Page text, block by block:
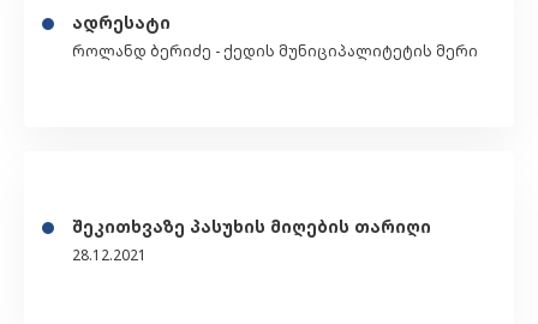
ადრესატი
როლანდ ბერიძე - ქედის მუნიციპალიტეტის მერი
შეკითხვაზე პასუხის მიღების თარიღი
28.12.2021